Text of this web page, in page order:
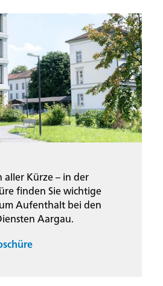
aller Kürze – in der
finden Sie wichtige
Aufenthalt bei den
Aargau.